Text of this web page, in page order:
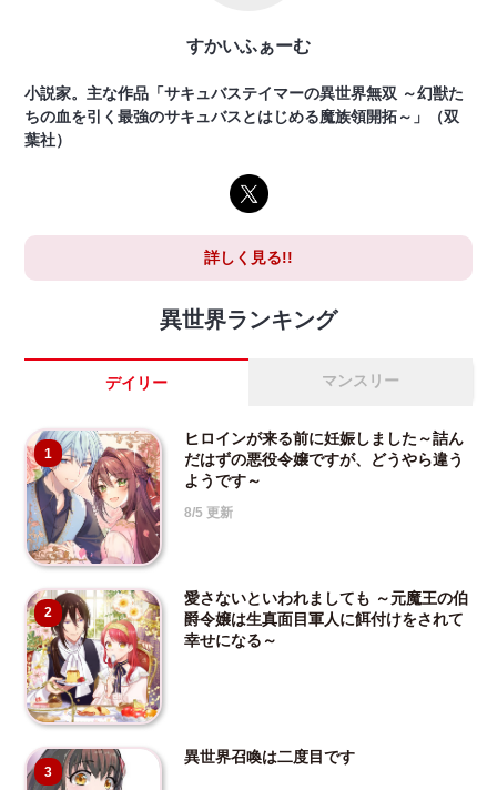
すかいふぁーむ
小説家。主な作品「サキュバステイマーの異世界無双 ～幻獣た
ちの血を引く最強のサキュバスとはじめる魔族領開拓～」（双
葉社）
詳しく見る!!
異世界ランキング
デイリー マンスリー
1
ヒロインが来る前に妊娠しました～詰ん
だはずの悪役令嬢ですが、どうやら違う
ようです～
8/5 更新
2
愛さないといわれましても ～元魔王の伯
爵令嬢は生真面目軍人に餌付けをされて
幸せになる～
3
異世界召喚は二度目です